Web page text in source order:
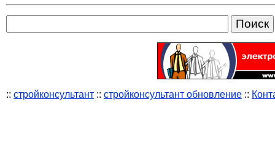
:: стройконсультант :: стройконсультант обновление ::